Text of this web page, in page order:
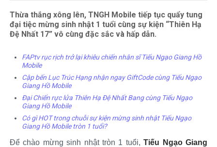
Thừa thắng xông lên, TNGH Mobile tiếp tục quẩy tung
đại tiệc mừng sinh nhật 1 tuổi cùng sự kiện “Thiên Hạ
Đệ Nhất 17” vô cùng đặc sắc và hấp dẫn.
FAPtv rục rịch trở lại khiêu chiến nhân sĩ Tiếu Ngạo Giang Hồ
Mobile
Cập bến Lục Trúc Hạng nhận ngay GiftCode cùng Tiếu Ngạo
Giang Hồ Mobile
Đại Chiến rực lửa Thiên Hạ Đệ Nhất Bang cùng Tiếu Ngạo
Giang Hồ Mobile
Có gì HOT trong chuỗi sự kiện mừng sinh nhật Tiếu Ngạo
Giang Hồ Mobile tròn 1 tuổi?
Để chào mừng sinh nhật tròn 1 tuổi,Tiếu Ngạo Giang